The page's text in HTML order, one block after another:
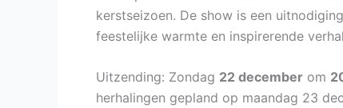
kerstseizoen. De show is een
feestelijke warmte en inspirerende
Uitzending: Zondag 22 december om
herhalingen gepland op maandag 23